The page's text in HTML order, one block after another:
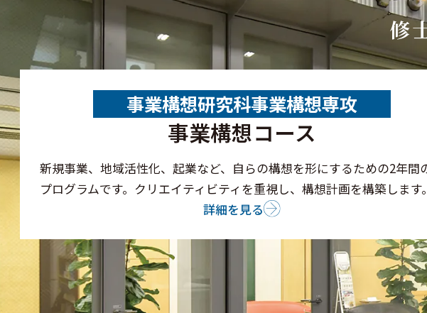
修
事業構想研究科事業構想専攻
事業構想コース
新規事業、地域活性化、起業など、自らの構想を形にするための2年間
プログラムです。クリエイティビティを重視し、構想計画を構築します。
詳細を見る